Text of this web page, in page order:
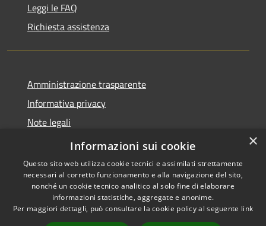
Leggi le FAQ
Richiesta assistenza
Amministrazione trasparente
Informativa privacy
Note legali
Dichiarazione di accessibilità
Accessibilità
Copyright © 2026 • Comune di
Mascalucia • Powered by
×
Informazioni sui cookie
Questo sito web utilizza cookie tecnici e assimilati strettamente
necessari al corretto funzionamento e alla navigazione del sito,
nonché un cookie tecnico analitico al solo fine di elaborare
informazioni statistiche, aggregate e anonime.
Per maggiori dettagli, può consultare la cookie policy al seguente link